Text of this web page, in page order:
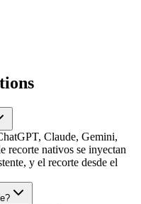
Claude, Gemini,
recorte nativos se inyectan
y el recorte desde el